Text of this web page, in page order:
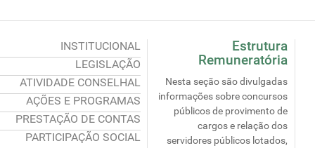
INSTITUCIONAL
LEGISLAÇÃO
ATIVIDADE CONSELHAL
AÇÕES E PROGRAMAS
PRESTAÇÃO DE CONTAS
PARTICIPAÇÃO SOCIAL
Estrutura
Remuneratória
Nesta seção são divulgadas
informações sobre concursos
públicos de provimento de
cargos e relação dos
servidores públicos lotados,